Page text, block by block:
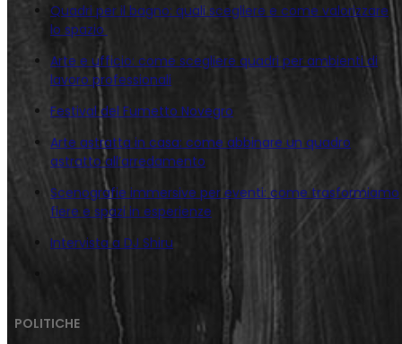
Quadri per il bagno: quali scegliere e come valorizzare
lo spazio
Arte e ufficio: come scegliere quadri per ambienti di
lavoro professionali
Festival del Fumetto Novegro
Arte astratta in casa: come abbinare un quadro
astratto all’arredamento
Scenografie immersive per eventi: come trasformiamo
fiere e spazi in esperienze
Intervista a DJ Shiru
POLITICHE